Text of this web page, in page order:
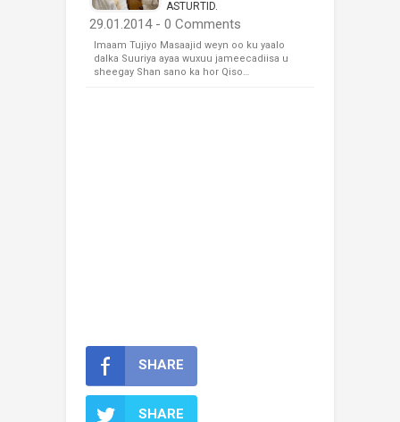
ASTURTID.
29.01.2014 - 0 Comments
Imaam Tujiyo Masaajid weyn oo ku yaalo
dalka Suuriya ayaa wuxuu jameecadiisa u
sheegay Shan sano ka hor Qiso…
SHARE
SHARE